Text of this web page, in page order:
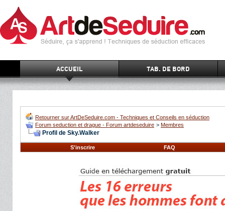
ACCUEIL TAB. DE BORD
Retourner sur ArtDeSeduire.com - Techniques et Conseils en séduction
Forum seduction et drague - Forum artdeseduire > Membres
Profil de Sky.Walker
S'inscrire FAQ